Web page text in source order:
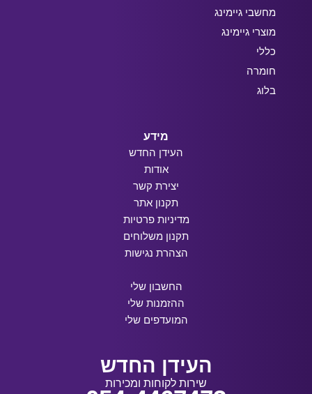
מחשבי גיימינג
מוצרי גיימינג
כללי
חומרה
בלוג
מידע
העידן החדש
אודות
יצירת קשר
תקנון אתר
מדיניות פרטיות
תקנון משלוחים
הצהרת נגישות
החשבון שלי
ההזמנות שלי
המועדפים שלי
העידן החדש
שירות לקוחות ומכירות